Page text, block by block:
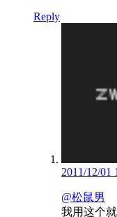
Reply
2011/12/01
@松鼠男
我用这个